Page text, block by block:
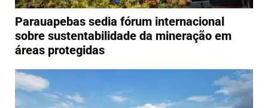
Parauapebas sedia fórum internacional
sobre sustentabilidade da mineração em
áreas protegidas